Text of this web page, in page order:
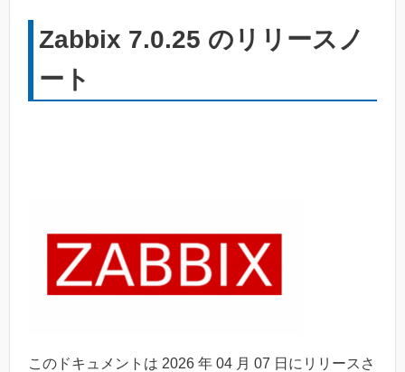
Zabbix 7.0.25 のリリースノ
ート
このドキュメントは 2026 年 04 月 07 日にリリースさ